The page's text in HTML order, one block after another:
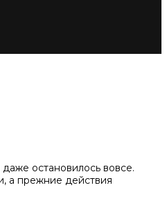
остановилось вовсе.
а прежние действия